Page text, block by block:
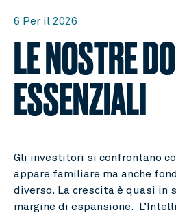
6 Per il 2026
LE NOSTRE
ESSENZIALI
Gli investitori si confrontano
appare familiare ma anche
diverso. La crescita è quasi in
margine di espansione.